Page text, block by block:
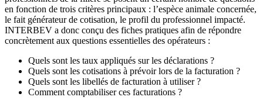
en fonction de trois critères principaux : l’espèce animale concernée,
le fait générateur de cotisation, le profil du professionnel impacté.
INTERBEV a donc conçu des fiches pratiques afin de répondre
concrètement aux questions essentielles des opérateurs :
Quels sont les taux appliqués sur les déclarations ?
Quels sont les cotisations à prévoir lors de la facturation ?
Quels sont les libellés de facturation à utiliser ?
Comment comptabiliser ces facturations ?